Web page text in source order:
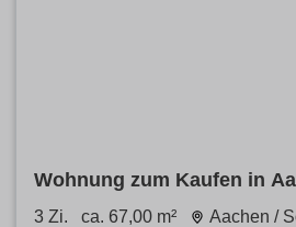
Wohnung zum Kaufen in
269.000 € 67 m²
3 Zi. ca. 67,00 m² Aachen /